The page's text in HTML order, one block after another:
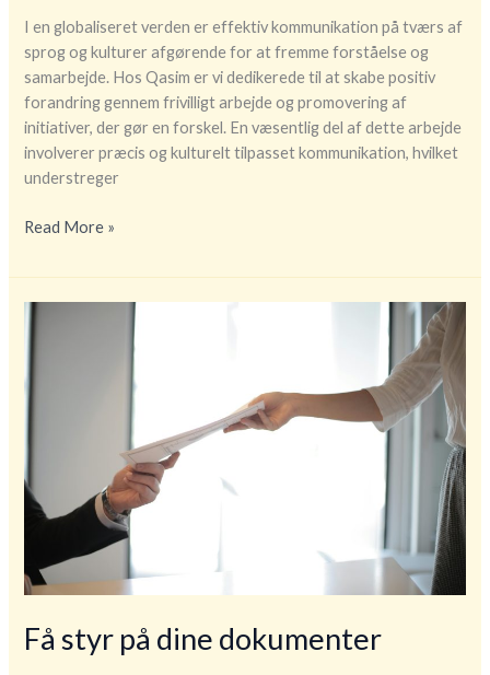
I en globaliseret verden er effektiv kommunikation på tværs af
sprog og kulturer afgørende for at fremme forståelse og
samarbejde. Hos Qasim er vi dedikerede til at skabe positiv
forandring gennem frivilligt arbejde og promovering af
initiativer, der gør en forskel. En væsentlig del af dette arbejde
involverer præcis og kulturelt tilpasset kommunikation, hvilket
understreger
Sådan
et
oversættelsesbureau
kommunikation
globalt
Read More »
Få styr på dine dokumenter